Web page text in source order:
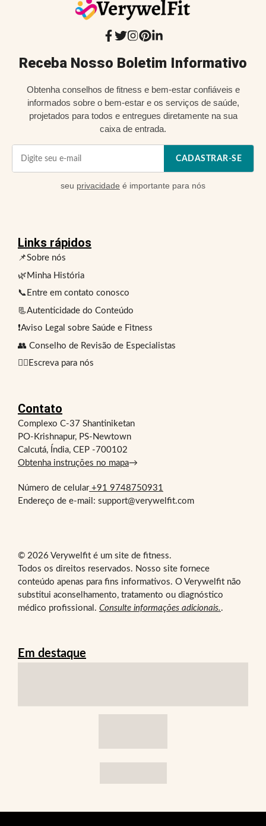
Receba Nosso Boletim Informativo
Obtenha conselhos de fitness e bem-estar confiáveis e
informados sobre o bem-estar e os serviços de saúde,
projetados para todos e entregues diretamente na sua
caixa de entrada.
CADASTRAR-SE
seu privacidade é importante para nós
Links rápidos
📌Sobre nós
🌿Minha História
📞Entre em contato conosco
📃Autenticidade do Conteúdo
❗Aviso Legal sobre Saúde e Fitness
👥 Conselho de Revisão de Especialistas
✍🏻Escreva para nós
Contato
Complexo C-37 Shantiniketan
PO-Krishnapur, PS-Newtown
Calcutá, Índia, CEP -700102
Obtenha instruções no mapa→
Número de celular+91 9748750931
Endereço de e-mail: support@verywelfit.com
© 2026 Verywelfit é um site de fitness.
Todos os direitos reservados. Nosso site fornece
conteúdo apenas para fins informativos. O Verywelfit não
substitui aconselhamento, tratamento ou diagnóstico
médico profissional. Consulte informações adicionais..
Em destaque